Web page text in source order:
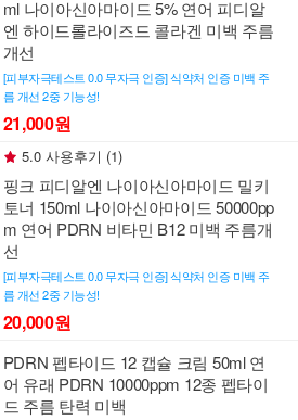
ml 나이아신아마이드 5% 연어 피디알
엔 하이드롤라이즈드 콜라겐 미백 주름
개선
[피부자극테스트 0.0 무자극 인증] 식약처 인증 미백 주
름 개선 2중 기능성!
21,000원
5.0 사용후기 (1)
핑크 피디알엔 나이아신아마이드 밀키
토너 150ml 나이아신아마이드 50000pp
m 연어 PDRN 비타민 B12 미백 주름개
선
[피부자극테스트 0.0 무자극 인증] 식약처 인증 미백 주
름 개선 2중 기능성!
20,000원
PDRN 펩타이드 12 캡슐 크림 50ml 연
어 유래 PDRN 10000ppm 12종 펩타이
드 주름 탄력 미백